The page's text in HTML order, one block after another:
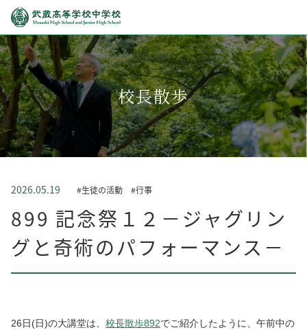
校長散歩
2026.05.19 #生徒の活動 #行事
899 記念祭１２－ジャグリン
グと奇術のパフォーマンス－
26日(日)の大講堂は、 校長散歩892でご紹介したように、午前中の